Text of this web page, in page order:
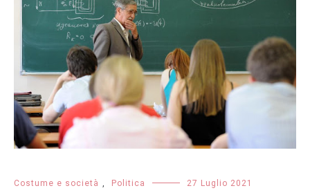
Costume e società Politica 27 Luglio 2021